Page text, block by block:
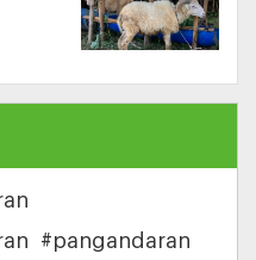
#pangandaran